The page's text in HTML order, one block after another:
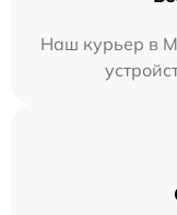
Наш курьер в